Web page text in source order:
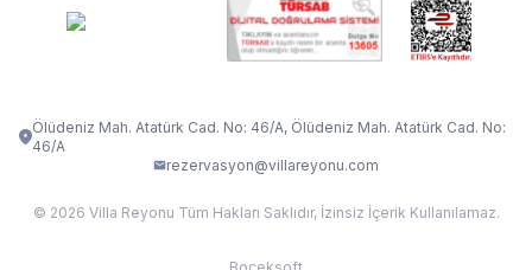
VİLLA TİAMO VİLLA ZEYTİN DALI
VILLA ELMALI
Ölüdeniz Mah. Atatürk Cad. No: 46/A, Ölüdeniz Mah. Atatürk Cad. No:
46/A
rezervasyon@villareyonu.com
© 2026 Villa Reyonu Tüm Hakları Saklıdır, İzinsiz İçerik Kullanılamaz.